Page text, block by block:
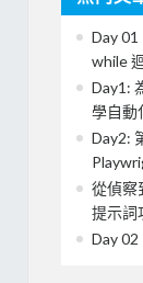
Day 01
while
Day1:
學自動
Day2:
從偵察
提示詞
Day 02